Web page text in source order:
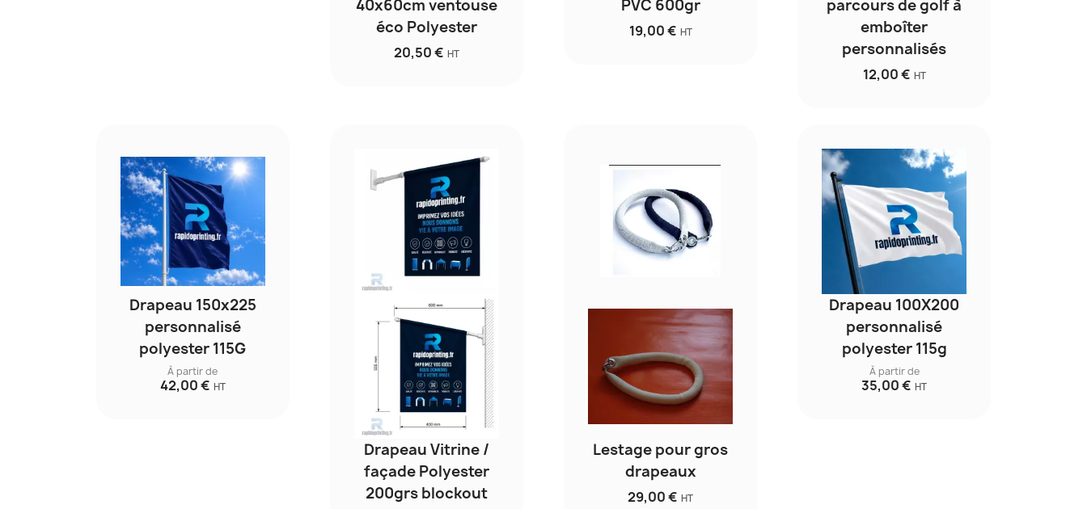
40x60cm ventouse
éco Polyester
20,50 € HT
PVC 600gr
19,00 € HT
parcours de golf à
emboîter
personnalisés
12,00 € HT
Drapeau 150x225
personnalisé
polyester 115G
À partir de
42,00 € HT
Drapeau Vitrine /
façade Polyester
200grs blockout
Lestage pour gros
drapeaux
29,00 € HT
Drapeau 100X200
personnalisé
polyester 115g
À partir de
35,00 € HT